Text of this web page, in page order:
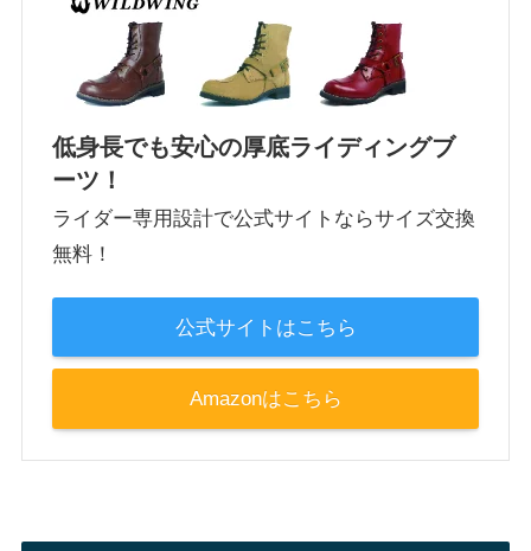
低身長でも安心の厚底ライディングブ
ーツ！
ライダー専用設計で公式サイトならサイズ交換
無料！
公式サイトはこちら
Amazonはこちら